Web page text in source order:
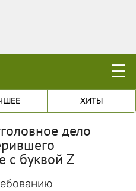
☰
ХИТЫ
дело
с буквой Z